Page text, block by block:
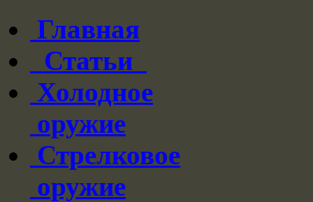
Главная
Статьи
Холодное
оружие
Стрелковое
оружие